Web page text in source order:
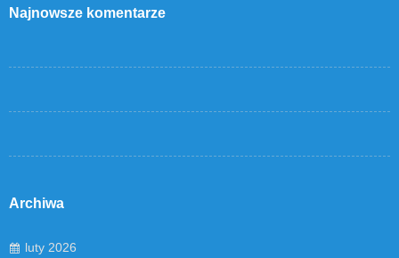
Najnowsze komentarze
Archiwa
luty 2026